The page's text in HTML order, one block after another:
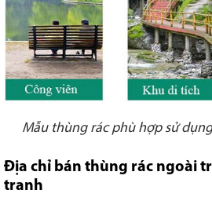
Mẫu thùng rác phù hợp sử
Địa chỉ bán thùng rác ngoài
tranh